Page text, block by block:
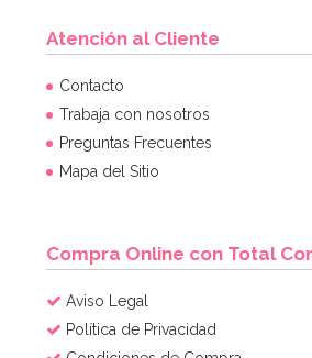
Atención al Cliente
Contacto
Trabaja con nosotros
Preguntas Frecuentes
Mapa del Sitio
Compra Online con Total
Aviso Legal
Política de Privacidad